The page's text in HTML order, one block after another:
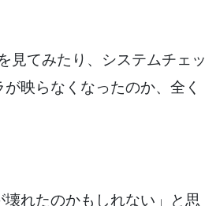
見てみたり、システムチェッ
映らなくなったのか、全く
れたのかもしれない」と思